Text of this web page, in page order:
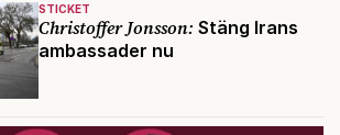
STICKET
Christoffer Jonsson: Stäng Irans
ambassader nu